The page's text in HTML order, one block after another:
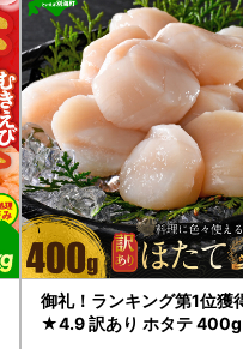
御礼！ランキング第1位獲
★4.9 訳あり ホタテ 400g